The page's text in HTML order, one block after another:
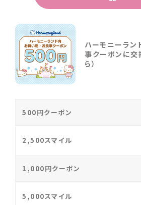
ハーモニーラン
事クーポンに交
ら）
500円クーポン
2,500スマイル
1,000円クーポン
5,000スマイル